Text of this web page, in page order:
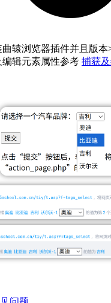
辕浏览器插件并且版本
辑元素属性参考 捕获